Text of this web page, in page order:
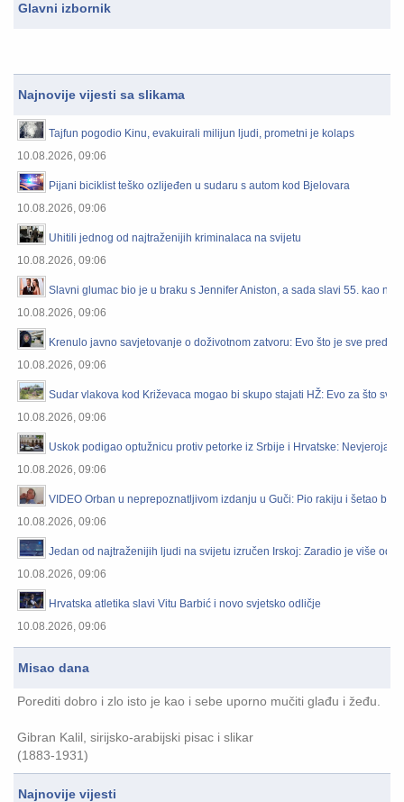
Glavni izbornik
Najnovije vijesti sa slikama
Tajfun pogodio Kinu, evakuirali milijun ljudi, prometni je kolaps
10.08.2026, 09:06
Pijani biciklist teško ozlijeđen u sudaru s autom kod Bjelovara
10.08.2026, 09:06
Uhitili jednog od najtraženijih kriminalaca na svijetu
10.08.2026, 09:06
Slavni glumac bio je u braku s Jennifer Aniston, a sada slavi 55. kao
10.08.2026, 09:06
Krenulo javno savjetovanje o doživotnom zatvoru: Evo što je sve
10.08.2026, 09:06
Sudar vlakova kod Križevaca mogao bi skupo stajati HŽ: Evo za što sve
10.08.2026, 09:06
Uskok podigao optužnicu protiv petorke iz Srbije i Hrvatske:
10.08.2026, 09:06
VIDEO Orban u neprepoznatljivom izdanju u Guči: Pio rakiju i šetao bez
10.08.2026, 09:06
Jedan od najtraženijih ljudi na svijetu izručen Irskoj: Zaradio je više od
10.08.2026, 09:06
Hrvatska atletika slavi Vitu Barbić i novo svjetsko odličje
10.08.2026, 09:06
Misao dana
Porediti dobro i zlo isto je kao i sebe uporno mučiti glađu i žeđu.
Gibran Kalil, sirijsko-arabijski pisac i slikar
(1883-1931)
Najnovije vijesti